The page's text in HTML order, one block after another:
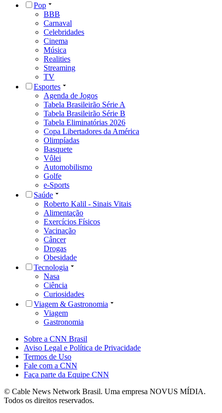
Pop
BBB
Carnaval
Celebridades
Cinema
Música
Realities
Streaming
TV
Esportes
Agenda de Jogos
Tabela Brasileirão Série A
Tabela Brasileirão Série B
Tabela Eliminatórias 2026
Copa Libertadores da América
Olimpíadas
Basquete
Vôlei
Automobilismo
Golfe
e-Sports
Saúde
Roberto Kalil - Sinais Vitais
Alimentação
Exercícios Físicos
Vacinação
Câncer
Drogas
Obesidade
Tecnologia
Nasa
Ciência
Curiosidades
Viagem & Gastronomia
Viagem
Gastronomia
Sobre a CNN Brasil
Aviso Legal e Política de Privacidade
Termos de Uso
Fale com a CNN
Faça parte da Equipe CNN
© Cable News Network Brasil. Uma empresa NOVUS MÍDIA.
Todos os direitos reservados.